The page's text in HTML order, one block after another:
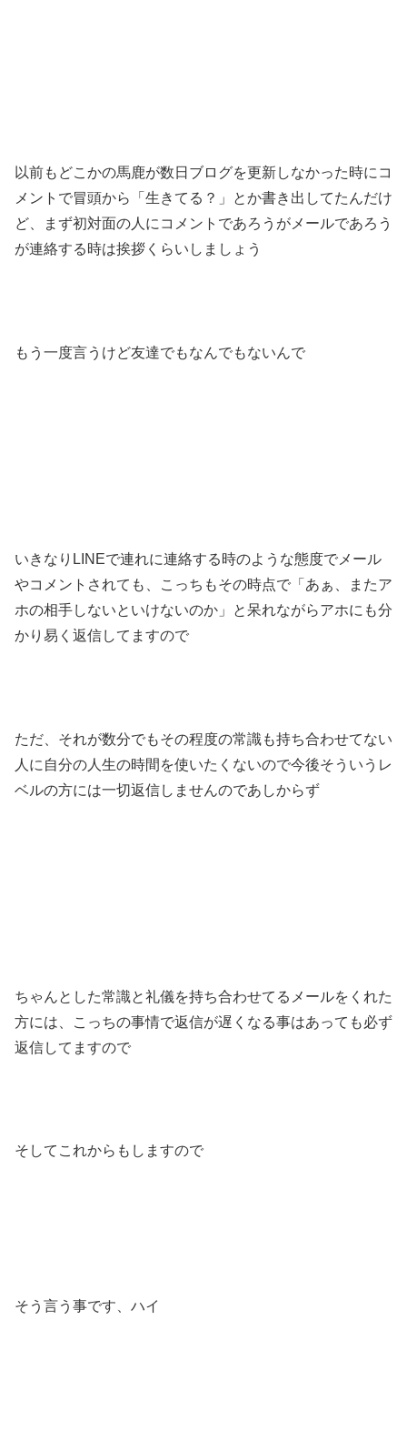
以前もどこかの馬鹿が数日ブログを更新しなかった時にコ
メントで冒頭から「生きてる？」とか書き出してたんだけ
ど、まず初対面の人にコメントであろうがメールであろう
が連絡する時は挨拶くらいしましょう
もう一度言うけど友達でもなんでもないんで
いきなりLINEで連れに連絡する時のような態度でメール
やコメントされても、こっちもその時点で「あぁ、またア
ホの相手しないといけないのか」と呆れながらアホにも分
かり易く返信してますので
ただ、それが数分でもその程度の常識も持ち合わせてない
人に自分の人生の時間を使いたくないので今後そういうレ
ベルの方には一切返信しませんのであしからず
ちゃんとした常識と礼儀を持ち合わせてるメールをくれた
方には、こっちの事情で返信が遅くなる事はあっても必ず
返信してますので
そしてこれからもしますので
そう言う事です、ハイ